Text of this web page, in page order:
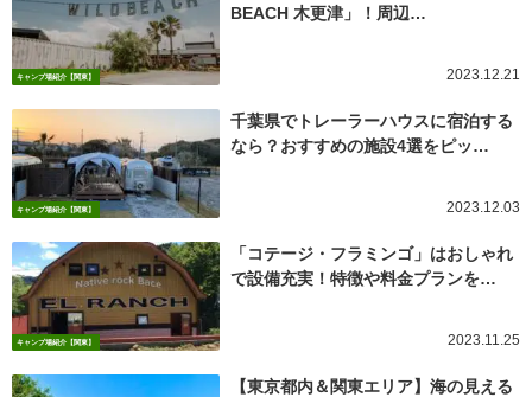
キャンプ場紹介【関東】
BEACH 木更津」！周辺…
2023.12.21
キャンプ場紹介【関東】
千葉県でトレーラーハウスに宿泊する
なら？おすすめの施設4選をピッ…
2023.12.03
キャンプ場紹介【関東】
「コテージ・フラミンゴ」はおしゃれ
で設備充実！特徴や料金プランを…
2023.11.25
【東京都内＆関東エリア】海の見える